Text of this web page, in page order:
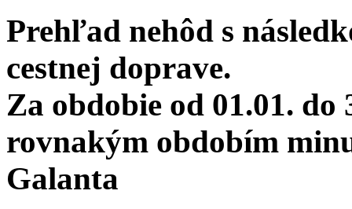
Prehľad nehôd s
cestnej doprave.
Za obdobie od 01.01. do
rovnakým obdobím
Galanta